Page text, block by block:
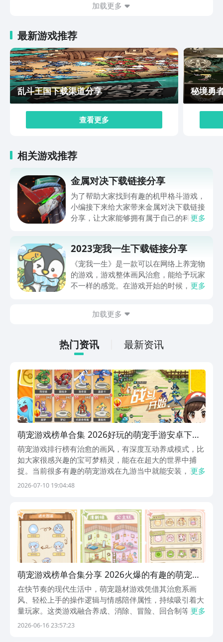
加载更多
最新游戏推荐
乱斗王国下载渠道分享
查看更多
秘境勇
相关游戏推荐
金属对决下载链接分享
为了帮助大家找到有趣的机甲格斗游戏，
小编接下来给大家带来金属对决下载链接
分享，让大家能够拥有属于自己的科幻机
轮流战斗，体验惊险刺激的战斗，选择多
种不同模式的挑战。
更多
2023宠我一生下载链接分享
《宠我一生》是一款可以在网络上养宠物
的游戏，游戏整体画风治愈，能给予玩家
不一样的感觉。在游戏开始的时候，玩家
馨的宠物养成画面，在这个虚拟世界陪伴
击屏幕即可，适合各个年龄段的玩家，是
一款非常不错的游戏。
更多
加载更多
热门资讯 最新资讯
萌宠游戏榜单合集 2026好玩的萌宠手游安卓下载
推荐
萌宠游戏排行榜有治愈的画风，有深度互动养成模式，比
如大家很感兴趣的宝可梦精灵，能在在超大的世界中捕
捉。当前很多有趣的萌宠游戏在九游当中就能安装，这是
手游福利性价比最划算的平台，隶属于阿里巴巴灵犀互娱
险...
更多
2026-07-10 19:04:48
萌宠游戏榜单合集分享 2026火爆的有趣的萌宠手
游安卓下载推荐
在快节奏的现代生活中，萌宠题材游戏凭借其治愈系画
风、轻松上手的操作逻辑与情感陪伴属性，持续吸引着大
量玩家。这类游戏融合养成、消除、冒险、回合制等多种
玩法，让玩家在虚拟世界中体验领养、喂养、互动、装扮
更多
2026-06-16 23:57:23